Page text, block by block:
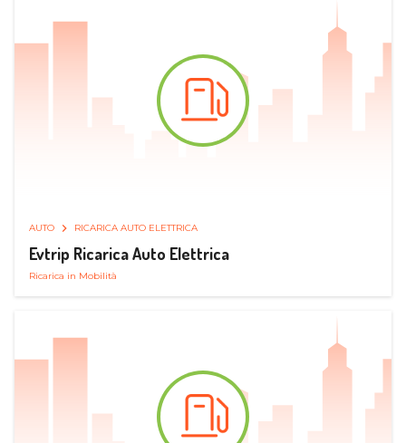
AUTO RICARICA AUTO ELETTRICA
Evtrip Ricarica Auto Elettrica
Ricarica in Mobilità